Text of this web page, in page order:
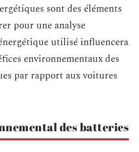
sont des éléments
pour une analyse
utilisé influencera
environnementaux des
par rapport aux voitures
des batteries